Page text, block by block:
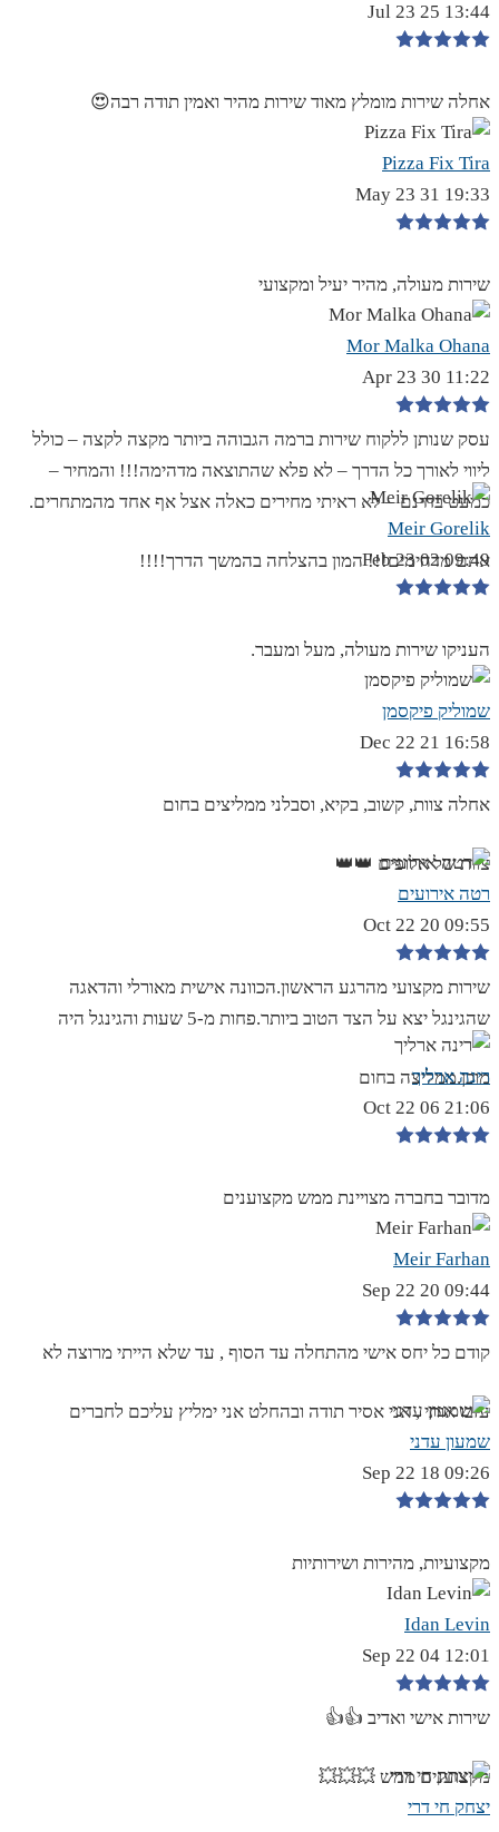
13:44 25 Jul 23
אחלה שירות מומלץ מאוד שירות מהיר ואמין תודה רבה😍
Pizza Fix Tira
19:33 31 May 23
שירות מעולה, מהיר יעיל ומקצועי
Mor Malka Ohana
11:22 30 Apr 23
עסק שנותן ללקוח שירות ברמה הגבוהה ביותר מקצה לקצה – כולל
ליווי לאורך כל הדרך – לא פלא שהתוצאה מדהימה!!! והמחיר –
כמעט בחינם – לא ראיתי מחירים כאלה אצל אף אחד מהמתחרים.
אתם מדהימים!!! המון בהצלחה בהמשך הדרך!!!!
Meir Gorelik
09:49 02 Feb 23
העניקו שירות מעולה, מעל ומעבר.
שמוליק פיקסמן
16:58 21 Dec 22
אחלה צוות, קשוב, בקיא, וסבלני ממליצים בחום
צוות של אלופים 👑👑
רטה אירועים
09:55 20 Oct 22
שירות מקצועי מהרגע הראשון.הכוונה אישית מאורלי והדאגה
שהגינגל יצא על הצד הטוב ביותר.פחות מ-5 שעות והגינגל היה
מוכן.ממליצה בחום
רינה ארליך
21:06 06 Oct 22
מדובר בחברה מצויינת ממש מקצוענים
Meir Farhan
09:44 20 Sep 22
קודם כל יחס אישי מהתחלה עד הסוף , עד שלא הייתי מרוצה לא
עזבו אותי , אני אסיר תודה ובהחלט אני ימליץ עליכם לחברים
שמעון עדני
09:26 18 Sep 22
מקצועיות, מהירות ושירותיות
Idan Levin
12:01 04 Sep 22
שירות אישי ואדיב 👍👍
מקצוענים ממש 💥💥💥
יצחק חי דרי